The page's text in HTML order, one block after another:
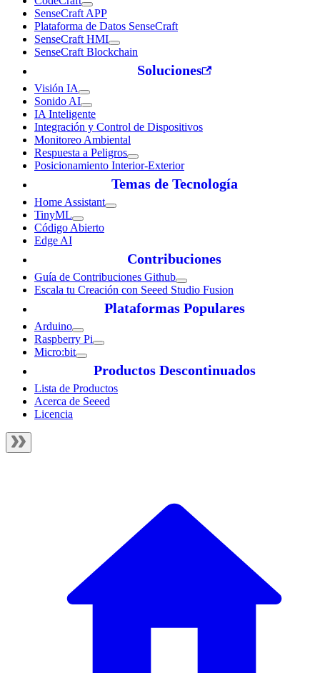
SenseCraft APP
Plataforma de Datos SenseCraft
SenseCraft HMI
SenseCraft Blockchain
Soluciones
Visión IA
Sonido AI
IA Inteligente
Integración y Control de Dispositivos
Monitoreo Ambiental
Respuesta a Peligros
Posicionamiento Interior-Exterior
Temas de Tecnología
Home Assistant
TinyML
Código Abierto
Edge AI
Contribuciones
Guía de Contribuciones Github
Escala tu Creación con Seeed Studio Fusion
Plataformas Populares
Arduino
Raspberry Pi
Micro:bit
Productos Descontinuados
Lista de Productos
Acerca de Seeed
Licencia